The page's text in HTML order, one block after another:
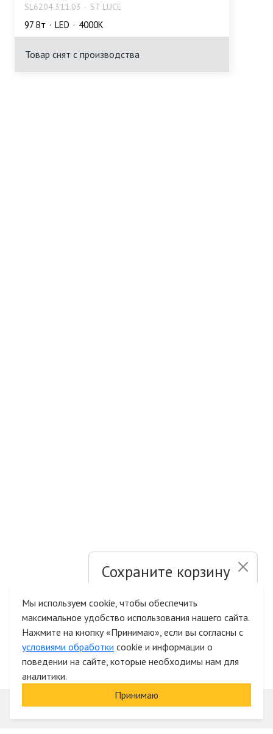
SL6204.311.03 ST LUCE
97 Bт LED 4000K
Товар снят с производства
Сохраните корзину
Быстрая авторизация на сайте
Мы используем cookie, чтобы обеспечить
максимальное удобство использования нашего сайта.
Нажмите на кнопку «Принимаю», если вы согласны с
условиями обработки cookie и информации о
поведении на сайте, которые необходимы нам для
аналитики.
Принимаю